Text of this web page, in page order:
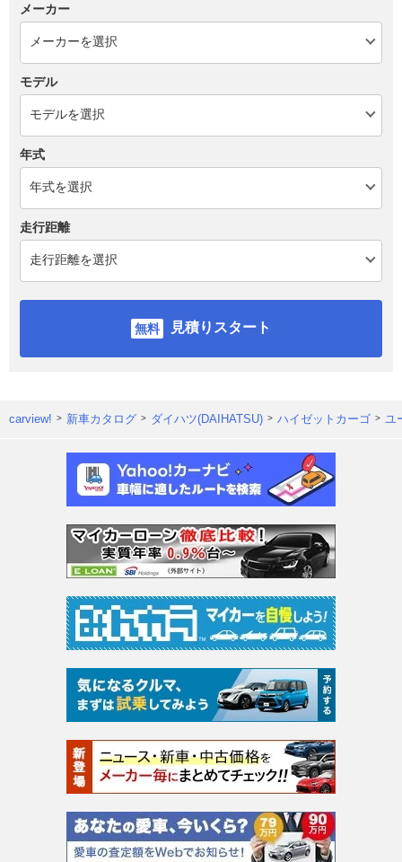
メーカー
モデル
年式
走行距離
見積りスタート
carview! 新車カタログ ダイハツ(DAIHATSU) ハイゼットカーゴ ユ